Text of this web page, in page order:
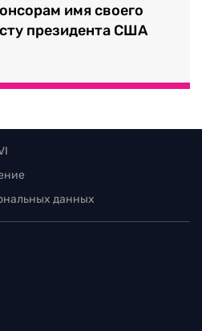
имя своего
президента США
данных